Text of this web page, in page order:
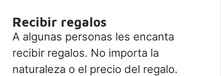
Recibir regalos
A algunas personas les encanta
recibir regalos. No importa la
naturaleza o el precio del regalo.